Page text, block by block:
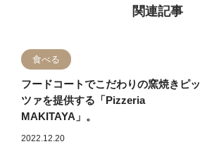
関連記事
食べる
フードコートでこだわりの窯焼きピッ
ツァを提供する「Pizzeria
MAKITAYA」。
2022.12.20